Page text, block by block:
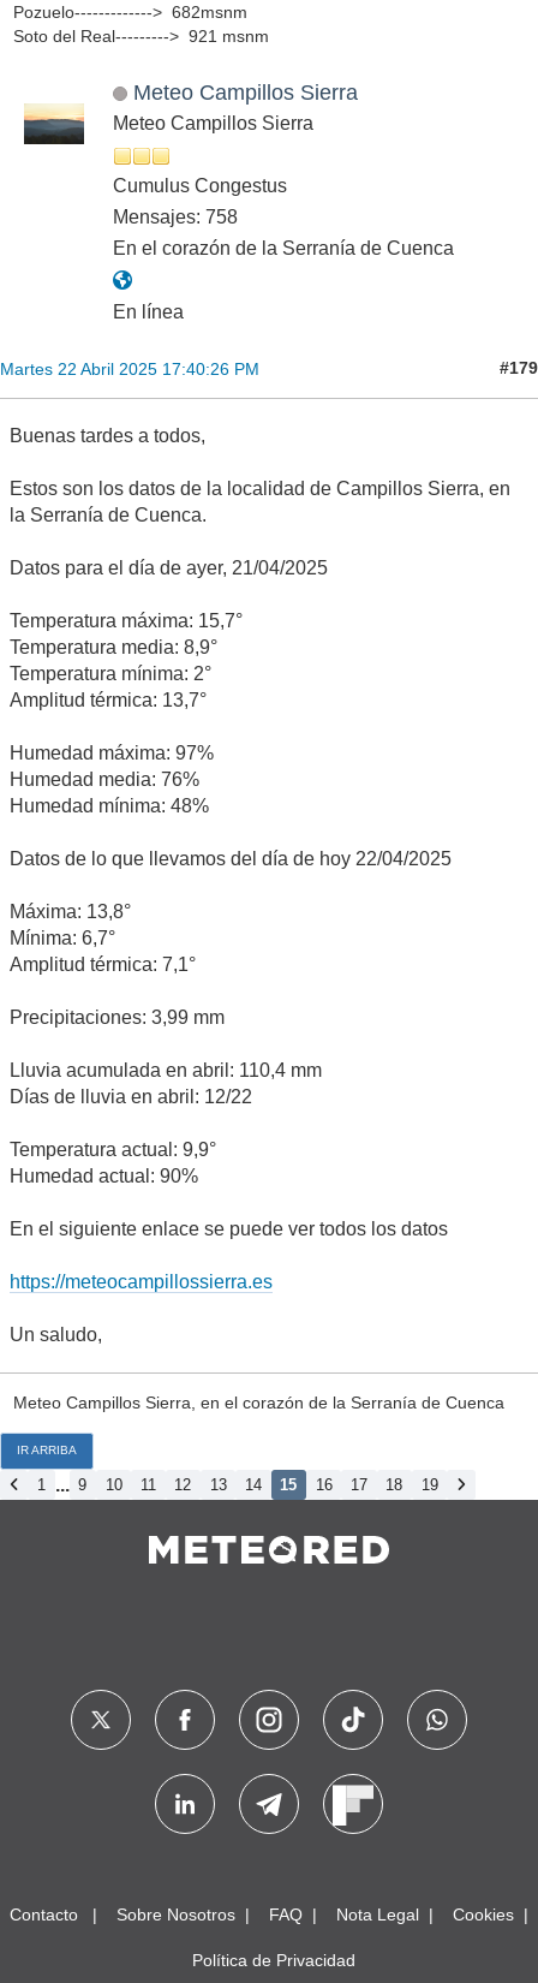
Pozuelo-------------> 682msnm
Soto del Real---------> 921 msnm
Meteo Campillos Sierra
Meteo Campillos Sierra
Cumulus Congestus
Mensajes: 758
En el corazón de la Serranía de Cuenca
En línea
Martes 22 Abril 2025 17:40:26 PM #179
Buenas tardes a todos,
Estos son los datos de la localidad de Campillos Sierra, en
la Serranía de Cuenca.
Datos para el día de ayer, 21/04/2025
Temperatura máxima: 15,7°
Temperatura media: 8,9°
Temperatura mínima: 2°
Amplitud térmica: 13,7°
Humedad máxima: 97%
Humedad media: 76%
Humedad mínima: 48%
Datos de lo que llevamos del día de hoy 22/04/2025
Máxima: 13,8°
Mínima: 6,7°
Amplitud térmica: 7,1°
Precipitaciones: 3,99 mm
Lluvia acumulada en abril: 110,4 mm
Días de lluvia en abril: 12/22
Temperatura actual: 9,9°
Humedad actual: 90%
En el siguiente enlace se puede ver todos los datos
https://meteocampillossierra.es
Un saludo,
Meteo Campillos Sierra, en el corazón de la Serranía de Cuenca
IR ARRIBA
1 ... 9 10 11 12 13 14 15 16 17 18 19
Contacto Sobre Nosotros FAQ Nota Legal Cookies
Política de Privacidad